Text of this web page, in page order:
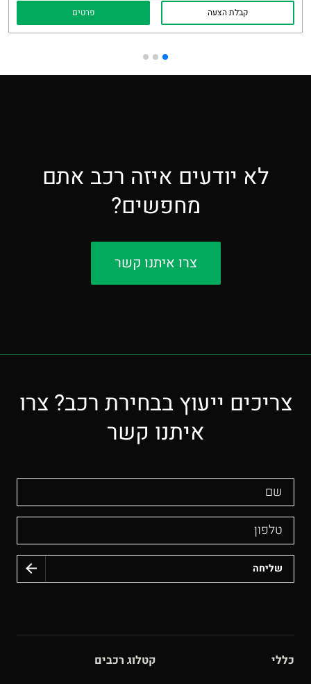
קבלת הצעה פרטים
לא יודעים איזה רכב אתם
מחפשים?
צרו איתנו קשר
צריכים ייעוץ בבחירת רכב? צרו
איתנו קשר
כללי קטלוג רכבים